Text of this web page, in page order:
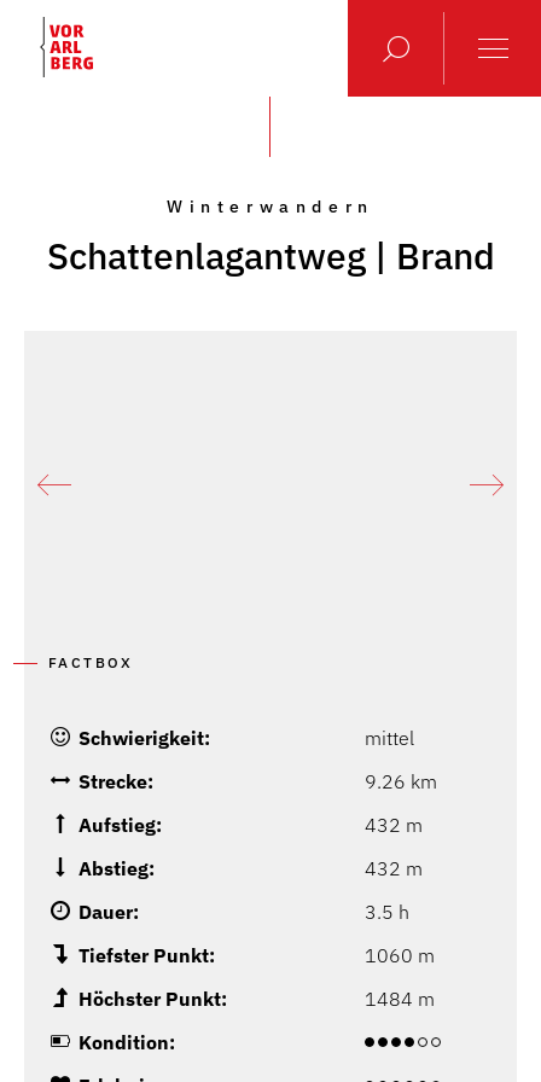
Winterwandern
Schattenlagantweg | Brand
FACTBOX
Schwierigkeit:
mittel
Strecke:
9.26 km
Aufstieg:
432 m
Abstieg:
432 m
Dauer:
3.5 h
Tiefster Punkt:
1060 m
Höchster Punkt:
1484 m
Kondition: